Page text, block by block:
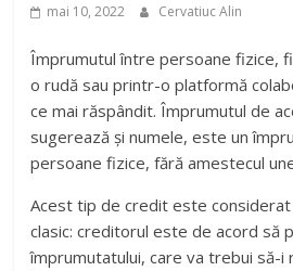
mai 10, 2022 Cervatiuc Alin
Împrumutul între persoane fizice,
o rudă sau printr-o platformă
ce mai răspândit. Împrumutul de
sugerează și numele, este un
persoane fizice, fără amestecul
Acest tip de credit este
clasic: creditorul este de acord să
împrumutatului, care va trebui să-i